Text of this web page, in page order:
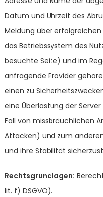
Datum und Uhrzeit des
Meldung über erfolgreichen
das Betriebssystem des
besuchte Seite) und im
anfragende Provider
einen zu
eine Überlastung der
Fall von missbräuchlichen
Attacken) und zum
und ihre Stabilität
Rechtsgrundlagen:
lit. f) DSGVO).